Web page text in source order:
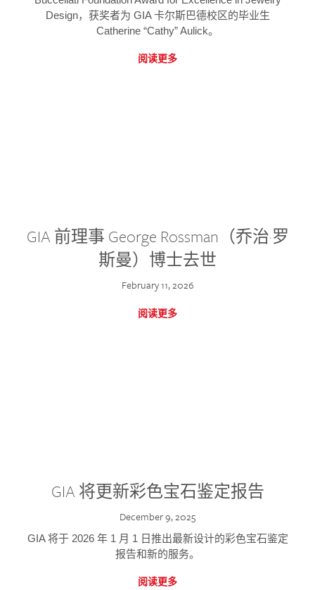
Design，获奖者为 GIA 卡尔斯巴德校区的毕业生
Catherine “Cathy” Aulick。
阅读更多
GIA 前理事 George Rossman（乔治·罗
斯曼）博士去世
February 11, 2026
阅读更多
GIA 将更新彩色宝石鉴定报告
December 9, 2025
GIA 将于 2026 年 1 月 1 日推出最新设计的彩色宝石鉴定
报告和新的服务。
阅读更多